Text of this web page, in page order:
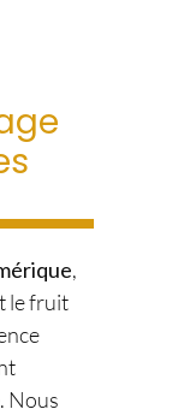
,
le fruit
Nous